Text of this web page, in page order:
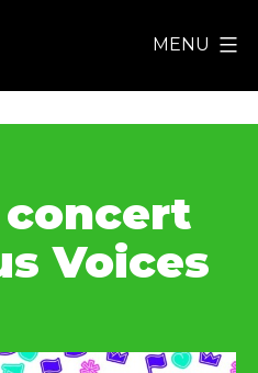
MENU
Voices